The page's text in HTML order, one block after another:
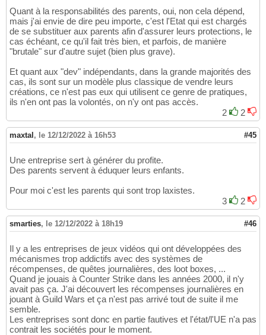
Quant à la responsabilités des parents, oui, non cela dépend,
mais j'ai envie de dire peu importe, c'est l'Etat qui est chargés
de se substituer aux parents afin d'assurer leurs protections, le
cas échéant, ce qu'il fait très bien, et parfois, de manière
"brutale" sur d'autre sujet (bien plus grave).
Et quant aux "dev" indépendants, dans la grande majorités des
cas, ils sont sur un modèle plus classique de vendre leurs
créations, ce n'est pas eux qui utilisent ce genre de pratiques,
ils n'en ont pas la volontés, on n'y ont pas accès.
2
2
maxtal , le 12/12/2022 à 16h53 #45
Une entreprise sert à générer du profite.
Des parents servent à éduquer leurs enfants.
Pour moi c'est les parents qui sont trop laxistes.
3
2
smarties, le 12/12/2022 à 18h19 #46
Il y a les entreprises de jeux vidéos qui ont développées des
mécanismes trop addictifs avec des systèmes de
récompenses, de quêtes journalières, des loot boxes, ...
Quand je jouais à Counter Strike dans les années 2000, il n'y
avait pas ça. J'ai découvert les récompenses journalières en
jouant à Guild Wars et ça n'est pas arrivé tout de suite il me
semble.
Les entreprises sont donc en partie fautives et l'état/l'UE n'a pas
contrait les sociétés pour le moment.